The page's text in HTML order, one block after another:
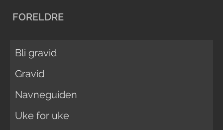
FORELDRE
Bli gravid
Gravid
Navneguiden
Uke for uke